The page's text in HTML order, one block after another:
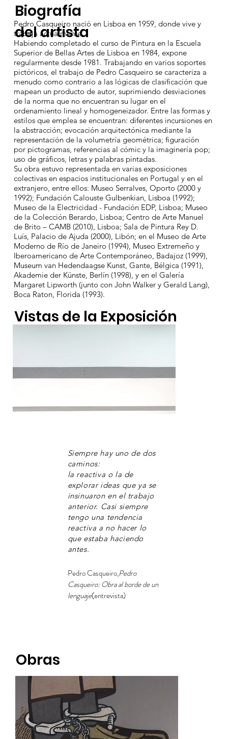
Vistas de la Exposición
Obras
Pedro Casqueiro nació en Lisboa en 1959, donde vive y
trabaja actualmente.
Habiendo completado el curso de Pintura en la Escuela
Superior de Bellas Artes de Lisboa en 1984, expone
regularmente desde 1981. Trabajando en varios soportes
pictóricos, el trabajo de Pedro Casqueiro se caracteriza a
menudo como contrario a las lógicas de clasificación que
mapean un producto de autor, suprimiendo desviaciones
de la norma que no encuentran su lugar en el
ordenamiento lineal y homogeneizador. Entre las formas y
estilos que emplea se encuentran: diferentes incursiones en
la abstracción; evocación arquitectónica mediante la
representación de la volumetría geométrica; figuración
por pictogramas, referencias al cómic y la imaginería pop;
uso de gráficos, letras y palabras pintadas.​
Su obra estuvo representada en varias exposiciones
colectivas en espacios institucionales en Portugal y en el
extranjero, entre ellos: Museo Serralves, Oporto (2000 y
1992); Fundación Calouste Gulbenkian, Lisboa (1992);
Museo de la Electricidad - Fundación EDP, Lisboa; Museo
de la Colección Berardo, Lisboa; Centro de Arte Manuel
de Brito – CAMB (2010), Lisboa; Sala de Pintura Rey D.
Luís, Palacio de Ajuda (2000), Libón; en el Museo de Arte
Moderno de Río de Janeiro (1994), Museo Extremeño y
Iberoamericano de Arte Contemporáneo, Badajoz (1999),
Museum van Hedendaagse Kunst, Gante, Bélgica (1991),
Akademie der Künste, Berlín (1998), y en el Galería
Margaret Lipworth (junto con John Walker y Gerald Lang),
Boca Raton, Florida (1993).
Biografía
del artista
Siempre hay uno de dos
caminos:
la reactiva o la de
explorar ideas que ya se
insinuaron en el trabajo
anterior. Casi siempre
tengo una tendencia
reactiva a no hacer lo
que estaba haciendo
antes.
Pedro Casqueiro,Pedro
Casqueiro: Obra al borde de un
lenguaje(entrevista)